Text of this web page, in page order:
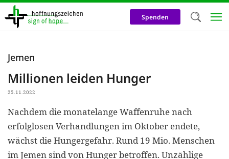
Direkt
zum
Inhalt
Spenden
Jemen
Millionen leiden Hunger
25.11.2022
Nachdem die monatelange Waffenruhe nach
erfolglosen Verhandlungen im Oktober endete,
wächst die Hungergefahr. Rund 19 Mio. Menschen
im Jemen sind von Hunger betroffen. Unzählige
nutzen
Cookies zu